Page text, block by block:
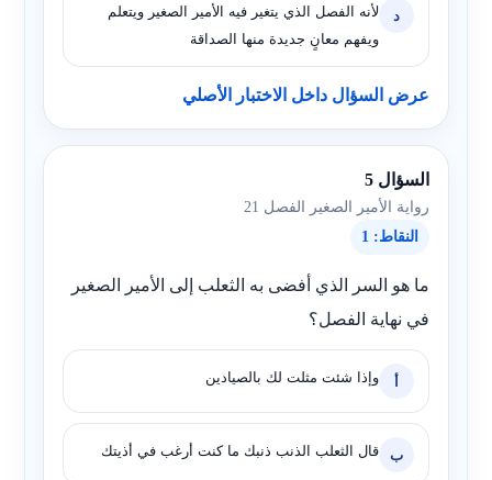
د
لأنه الفصل الذي يتغير فيه الأمير الصغير ويتعلم
ويفهم معانٍ جديدة منها الصداقة
عرض السؤال داخل الاختبار الأصلي
السؤال 5
رواية الأمير الصغير الفصل 21
النقاط: 1
ما هو السر الذي أفضى به الثعلب إلى الأمير الصغير
في نهاية الفصل؟
أ وإذا شئت مثلت لك بالصيادين
ب قال الثعلب الذنب ذنبك ما كنت أرغب في أذيتك